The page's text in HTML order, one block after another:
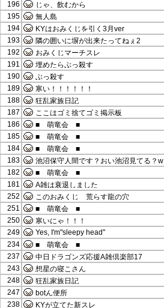
196
じゃ、飲むから
195
無人島
194
KYはおみくじを引く3月ver
193
隣の囲いに塀が出来たってねぇ2
192
おみくじマーチスレ
191
埋めたらぶっ殺す
190
ぶっ殺す
189
寒い！！！！！！
188
狂乱家族日記
187
ここはゴミ捨てゴミ掲示板
186
■ 萌竜会 ■
185
■ 萌竜会 ■
184
■ 萌竜会 ■
183
池沼保守人間です？おい池沼見てる？w
182
■ 萌竜会 ■
181
A雑は衰退しました
252
このおみくじ 荒らす龍の穴
251
■ 萌竜会 ■
250
寒いにゃ！！！
249
Yes, I'm"sleepy head"
234
■ 萌竜会 ■
237
中日ドラゴンズ応援A雑倶楽部17
243
想星の寝こさん
248
狂乱家族日記
247
botん便所
238
KYが立てた新スレ